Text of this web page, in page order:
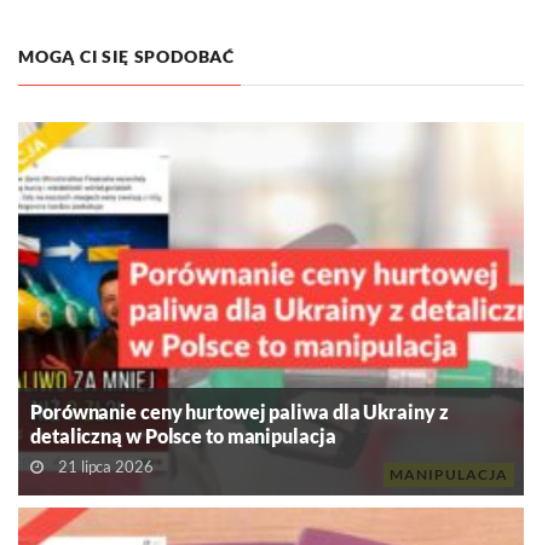
MOGĄ CI SIĘ SPODOBAĆ
MANIPULACJA
Porównanie ceny hurtowej paliwa dla Ukrainy z
detaliczną w Polsce to manipulacja
21 lipca 2026